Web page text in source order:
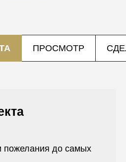
ПРОСМОТР
до самых